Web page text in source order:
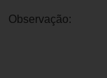
Observação: